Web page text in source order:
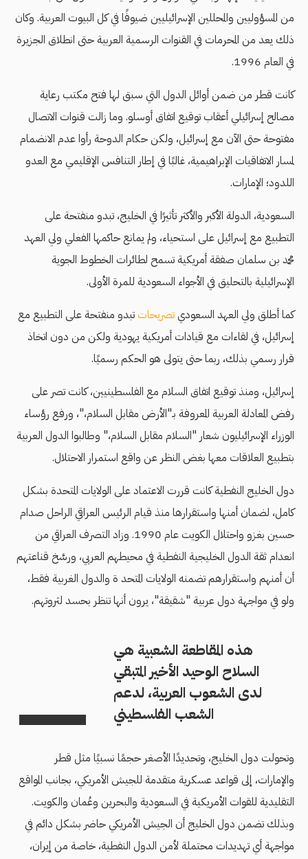
من المسؤوليين والمحللين الإسرائيليين ضيوفًا في كل البيوت العربية. وكان
ذلك يعد من المحرمات في القنوات الرسمية العربية حتى انطلاق الجزيرة
في العام 1996.
كانت قطر من ضمن أوائل الدول التي سبق لها فتح مكتب رعاية
مصالح إسرائيلي أعقاب توقيع اتفاق أوسلو. وما زالت قنوات الاتصال
مفتوحة حتى الآن مع إسرائيل، ولكن حكام الدوحة رأوا عدم الانضمام
لمسار الاتفاقيات الإبراهيمية، غالبًا في إطار التنافس الإقليمي مع العدو
اللدود؛ الإمارات.
السعودية، الدولة الأكبر والأكثر تأثيرًا في الخليج، تبدو منفتحة على
التطبيع مع إسرائيل على استحياء، ولم يمانع حاكمها الفعلي ولي العهد
محمد بن سلمان صفقة أمريكية تسمح لطائرات الخطوط الجوية
الإسرائيلية بالتحليق في الأجواء السعودية للمرة الأولى.
كما أطلق ولي العهد السعوديتصريحات تبدو منفتحة على التطبيع مع
إسرائيل، في لقاءات مع قيادات أمريكية يهودية ولكن من دون اتخاذ
قرار رسمي بذلك، ربما حتى يتولى هو الحكم رسميًا.
إسرائيل، ومنذ توقيع اتفاق السلام مع الفلسطينيين، كانت تصر على
رفض المعادلة العربية المعروفة بـ"الأرض مقابل السلام،"، ورفع رؤساء
الوزراء الإسرائيليون شعار "السلام مقابل السلام،" وطالبوا الدول العربية
بتطبيع العلاقات معها بغض النظر عن واقع استمرار الاحتلال.
دول الخليج النفطية كانت قررت الاعتماد على الولايات المتحدة بشكل
كامل، لضمان أمنها واستقرارها منذ قيام الرئيس العراقي الراحل صدام
حسين بغزو واحتلال الكويت عام 1990. وزاد التصرف العراقي من
انعدام ثقة الدول الخليجية النفطية في محيطهم العربي، ورسَّخ قناعتهم
أن أمنهم واستقرارهم تضمنه الولايات المتحد ة والدول الغربية فقط،
ولو في مواجهة دول عربية "شقيقة"، يرون أنها تنظر بحسد لثروتهم.
هذه المقاطعة الشعبية هي
السلاح الوحيد الأخير المتبقي
لدى الشعوب العربية، لدعم
الشعب الفلسطيني
وتحولت دول الخليج، وتحديدًا الأصغر حجمًا نسبيًا مثل قطر
والإمارات، إلى قواعد عسكرية متقدمة للجيش الأمريكي، بجانب المواقع
التقليدية للقوات الأمريكية في السعودية والبحرين وعُمان والكويت.
وبذلك تضمن دول الخليج أن الجيش الأمريكي حاضر بشكل دائم في
مواجهة أي تهديدات محتملة لأمن الدول النفطية، خاصة من إيران،